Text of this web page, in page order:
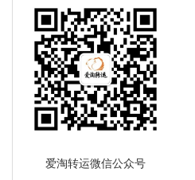
爱淘转运微信公众号